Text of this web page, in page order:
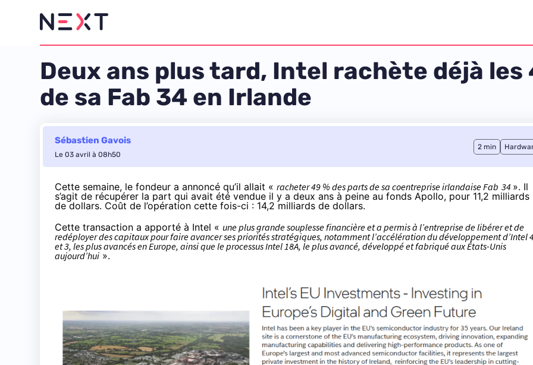
Deux ans plus tard, Intel rachète déjà les
de sa Fab 34 en Irlande
Sébastien Gavois
Le 03 avril à 08h50
2 min
Cette semaine, le fondeur a annoncé qu’il allait « racheter 49 % des parts de sa coentreprise irlandaise Fab 34 ». Il
s’agit de récupérer la part qui avait été vendue il y a deux ans à peine au fonds Apollo, pour 11,2 milliards
de dollars. Coût de l’opération cette fois-ci : 14,2 milliards de dollars.
Cette transaction a apporté à Intel « une plus grande souplesse financière et a permis à l’entreprise de libérer et de
redéployer des capitaux pour faire avancer ses priorités stratégiques, notamment l’accélération du développement d’Intel
et 3, les plus avancés en Europe, ainsi que le processus Intel 18A, le plus avancé, développé et fabriqué aux États-Unis
aujourd’hui ».